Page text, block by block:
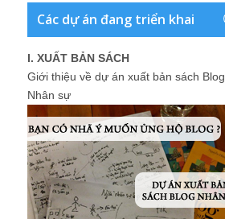
Các dự án đang triển khai
I. XUẤT BẢN SÁCH
Giới thiệu về dự án xuất bản sách Blog
Nhân sự